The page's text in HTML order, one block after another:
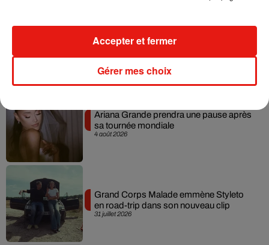
live session solaire
4 août 2026
Ariana Grande prendra une pause après
sa tournée mondiale
31 juillet 2026
Grand Corps Malade emmène Styleto
en road-trip dans son nouveau clip
Gérer mes choix
Accepter et fermer